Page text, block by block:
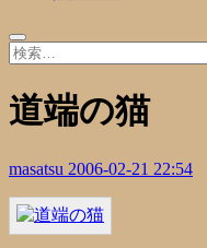
道端の猫
masatsu 2006-02-21 22:54